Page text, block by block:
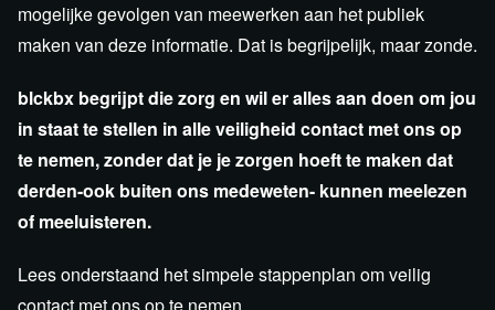
mogelijke gevolgen van meewerken aan het publiek
maken van deze informatie. Dat is begrijpelijk, maar zonde.
blckbx begrijpt die zorg en wil er alles aan doen om jou
in staat te stellen in alle veiligheid contact met ons op
te nemen, zonder dat je je zorgen hoeft te maken dat
derden-ook buiten ons medeweten- kunnen meelezen
of meeluisteren.
Lees onderstaand het simpele stappenplan om veilig